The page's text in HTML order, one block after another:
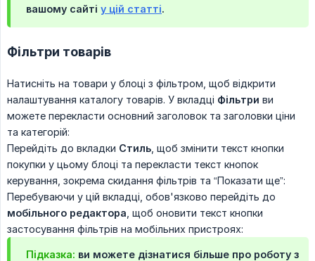
вашому сайті у цій статті.
Фільтри товарів
Натисніть на товари у блоці з фільтром, щоб відкрити
налаштування каталогу товарів. У вкладці Фільтри ви
можете перекласти основний заголовок та заголовки ціни
та категорій:
Перейдіть до вкладки Стиль , щоб змінити текст кнопки
покупки у цьому блоці та перекласти текст кнопок
керування, зокрема скидання фільтрів та “Показати ще”:
Перебуваючи у цій вкладці, обов'язково перейдіть до
мобільного редактора , щоб оновити текст кнопки
застосування фільтрів на мобільних пристроях:
Підказка: ви можете дізнатися більше про роботу з